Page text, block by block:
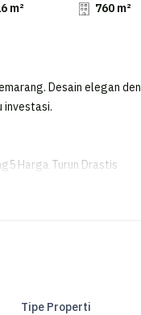
m²
760 m²
Desain elegan
investasi.
Harga Turun Drastis
SEMARANG
Tipe Properti